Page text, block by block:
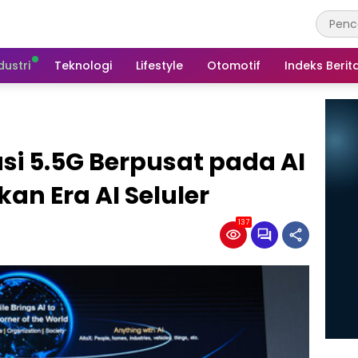
Teknologi Lifestyle Otomotif Indeks
5.5G Berpusat pada AI
Era AI Seluler
137